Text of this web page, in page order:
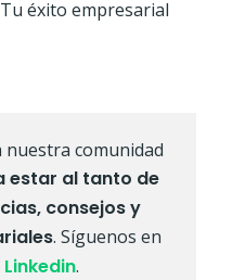
éxito empresarial
comunidad
estar al tanto de
consejos y
. Síguenos en
Linkedin.